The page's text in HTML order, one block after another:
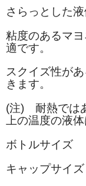
さらっとした
粘度のあるマ
適です。
スクイズ性が
きます。
(注) 耐熱では
上の温度の液体
ボトルサイズ
キャップサイ